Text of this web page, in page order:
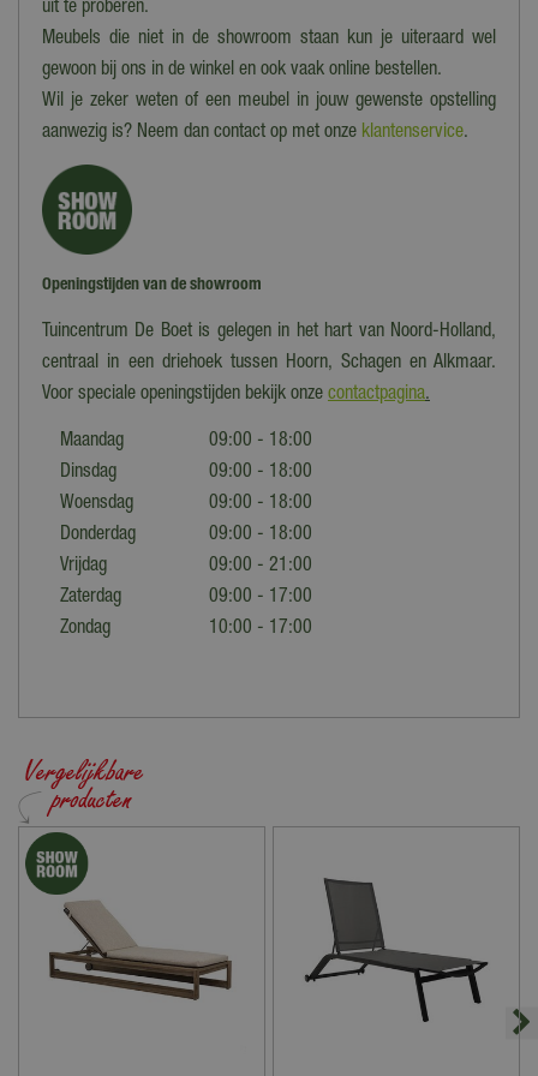
uit te proberen.
Meubels die niet in de showroom staan kun je uiteraard wel
gewoon bij ons in de winkel en ook vaak online bestellen.
Wil je zeker weten of een meubel in jouw gewenste opstelling
aanwezig is? Neem dan contact op met onze klantenservice.
Openingstijden van de showroom
Tuincentrum De Boet is gelegen in het hart van Noord-Holland,
centraal in een driehoek tussen Hoorn, Schagen en Alkmaar.
Voor speciale openingstijden bekijk onze contactpagina.
Maandag
09:00 - 18:00
Dinsdag
09:00 - 18:00
Woensdag
09:00 - 18:00
Donderdag
09:00 - 18:00
Vrijdag
09:00 - 21:00
Zaterdag
09:00 - 17:00
Zondag
10:00 - 17:00